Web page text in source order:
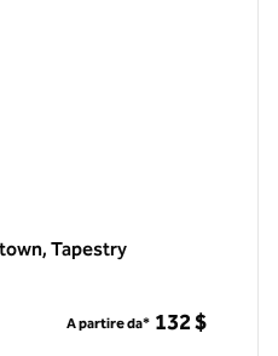
Tapestry
A partire da* 132 $